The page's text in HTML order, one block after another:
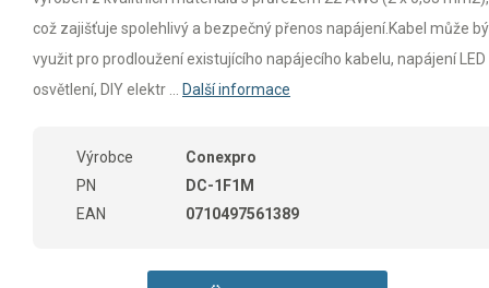
což zajišťuje spolehlivý a bezpečný přenos napájení.Kabel může
využit pro prodloužení existujícího napájecího kabelu, napájení LED
osvětlení, DIY elektr ...
Další informace
Výrobce
Conexpro
PN
DC-1F1M
EAN
0710497561389